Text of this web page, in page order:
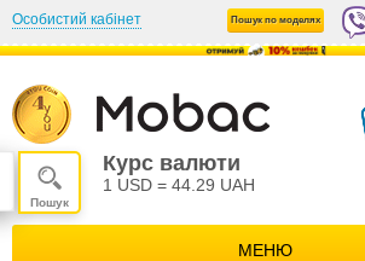
Особистий кабінет Пошук по моделях
Курс валюти
1 USD = 44.29 UAH
МЕНЮ